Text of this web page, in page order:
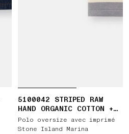
5100042 STRIPED RAW
HAND ORGANIC COTTON +
LINEN_S.I. MARINA
Polo oversize avec imprimé
Stone Island Marina